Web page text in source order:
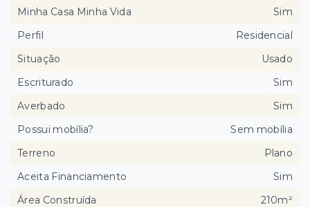
Minha Casa Minha Vida
Sim
Perfil
Residencial
Situação
Usado
Escriturado
Sim
Averbado
Sim
Possui mobília?
Sem mobília
Terreno
Plano
Aceita Financiamento
Sim
Área Construída
210m²